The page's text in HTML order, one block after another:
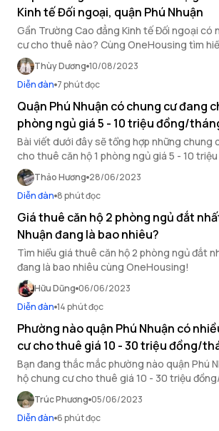
Kinh tế Đối ngoại, quận Phú Nhuận
Gần Trường Cao đẳng Kinh tế Đối ngoại có
cư cho thuê nào? Cùng OneHousing tìm
án chung cư này qua bài viết sau.
Thùy Dương 10/08/2023
Diễn đàn 7 phút đọc
Quận Phú Nhuận có chung cư đang
phòng ngủ giá 5 - 10 triệu đồng/
Bài viết dưới đây sẽ tổng hợp những chung
cho thuê căn hộ 1
Thảo Hương 28/06/2023
Diễn đàn 8 phút đọc
Giá thuê căn hộ 2 phòng ngủ đắt
Nhuận đang là bao nhiêu?
Tìm hiểu giá thuê căn hộ 2 phòng ngủ đắt
đang là bao nhiêu cùng OneHousing!
Hữu Dũng 06/06/2023
Diễn đàn 14 phút đọc
Phường nào quận Phú Nhuận có
cư cho thuê giá 10 - 30 triệu đồng/
Bạn đang thắc mắc phường nào quận Phú
hộ chung cư cho thuê giá 10 - 30 triệu
tiện ích tại đây như thế nào? Bài viết sau
tật những câu hỏi của bạn.
Trúc Phương 05/06/2023
Diễn đàn 6 phút đọc